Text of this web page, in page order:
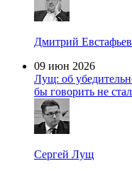
Дмитрий Евстафьев
09 июн 2026
Лущ: об
бы говорить не стал
Сергей Лущ